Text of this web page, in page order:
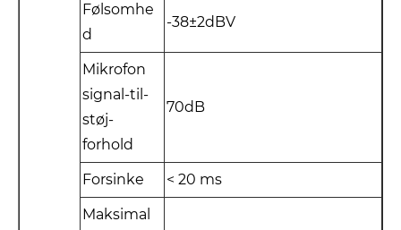
Følsomhe
d
-38±2dBV
Mikrofon
signal-til-
støj-
forhold
70dB
Forsinke < 20 ms
Maksimal